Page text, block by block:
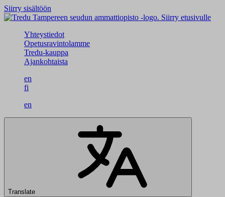
Siirry sisältöön
Siirry etusivulle
Yhteystiedot
Opetusravintolamme
Tredu-kauppa
Ajankohtaista
en
fi
en
Translate